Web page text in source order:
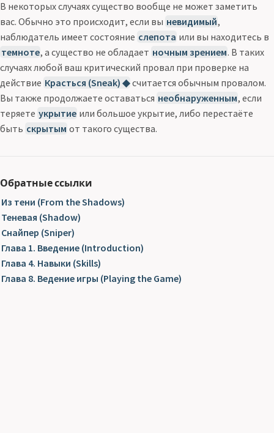
В некоторых случаях существо вообще не может заметить
вас. Обычно это происходит, если вы невидимый,
наблюдатель имеет состояние слепота или вы находитесь в
темноте, а существо не обладает ночным зрением. В таких
случаях любой ваш критический провал при проверке на
действие Красться (Sneak) ◆ считается обычным провалом.
Вы также продолжаете оставаться необнаруженным, если
теряете укрытие или большое укрытие, либо перестаёте
быть скрытым от такого существа.
Обратные ссылки
Из тени (From the Shadows)
Теневая (Shadow)
Снайпер (Sniper)
Глава 1. Введение (Introduction)
Глава 4. Навыки (Skills)
Глава 8. Ведение игры (Playing the Game)